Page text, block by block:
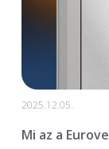
2025.12.05.
Mi az a